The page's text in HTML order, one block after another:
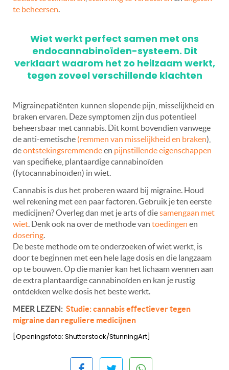
te beheersen.
Wiet werkt perfect samen met ons
endocannabinoïden-systeem. Dit
verklaart waarom het zo heilzaam werkt,
tegen zoveel verschillende klachten
Migrainepatiënten kunnen slopende pijn, misselijkheid en
braken ervaren. Deze symptomen zijn dus potentieel
beheersbaar met cannabis. Dit komt bovendien vanwege
de anti-emetische (remmen van misselijkheid en braken),
deontstekingsremmendeen pijnstillende eigenschappen
van specifieke, plantaardige cannabinoïden
(fytocannabinoïden) in wiet.
Cannabis is dus het proberen waard bij migraine. Houd
wel rekening met een paar factoren. Gebruik je ten eerste
medicijnen? Overleg dan met je arts of diesamengaan met
wiet. Denk ook na over de methode van toedingen en
dosering.
De beste methode om te onderzoeken of wiet werkt, is
door te beginnen met een hele lage dosis en die langzaam
op te bouwen. Op die manier kan het lichaam wennen aan
de extra plantaardige cannabinoïden en kan je rustig
ontdekken welke dosis het beste werkt.
MEER LEZEN: Studie: cannabis effectiever tegen
migraine dan reguliere medicijnen
[Openingsfoto: Shutterstock/StunningArt]